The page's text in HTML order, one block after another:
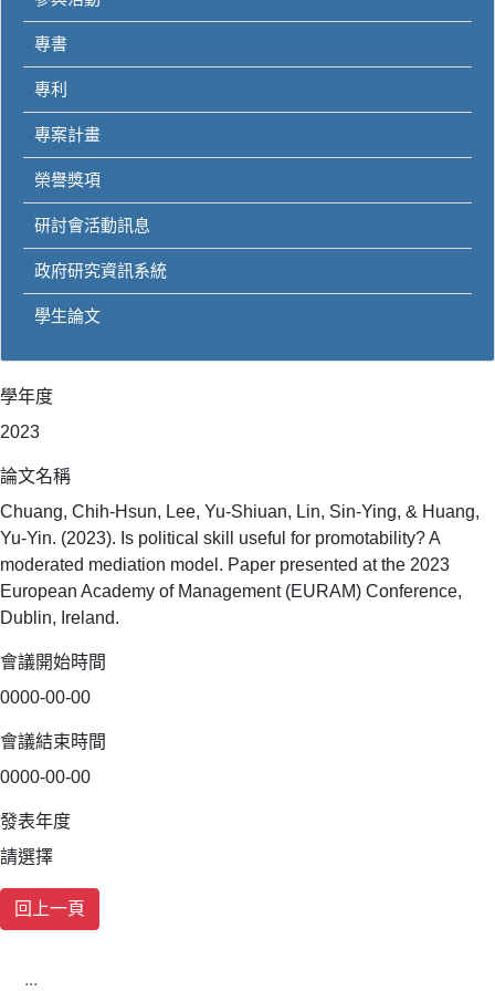
專書
專利
專案計畫
榮譽獎項
研討會活動訊息
政府研究資訊系統
學生論文
學年度
2023
論文名稱
Chuang, Chih-Hsun, Lee, Yu-Shiuan, Lin, Sin-Ying, & Huang,
Yu-Yin. (2023). Is political skill useful for promotability? A
moderated mediation model. Paper presented at the 2023
European Academy of Management (EURAM) Conference,
Dublin, Ireland.
會議開始時間
0000-00-00
會議結束時間
0000-00-00
發表年度
請選擇
:::